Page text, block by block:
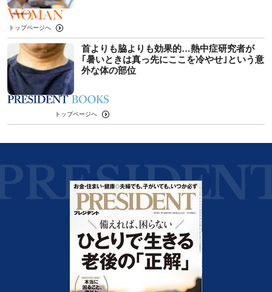
トップページへ
首よりも脇よりも効果的…熱中症研究者が
｢暑いときは真っ先にここを冷やせ｣という意
外な体の部位
トップページへ